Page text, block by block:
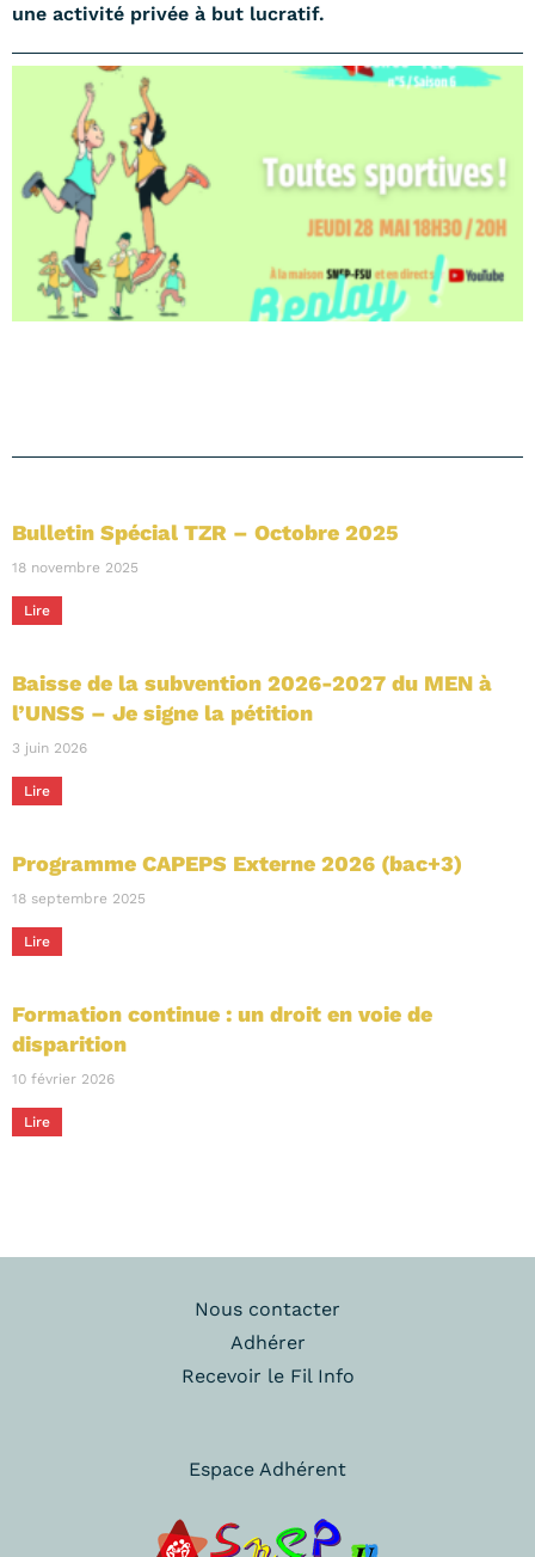
une activité privée à but lucratif.
Bulletin Spécial TZR – Octobre 2025
18 novembre 2025
Lire
Baisse de la subvention 2026-2027 du MEN à
l’UNSS – Je signe la pétition
3 juin 2026
Lire
Programme CAPEPS Externe 2026 (bac+3)
18 septembre 2025
Lire
Formation continue : un droit en voie de
disparition
10 février 2026
Lire
Nous contacter
Adhérer
Recevoir le Fil Info
Espace Adhérent